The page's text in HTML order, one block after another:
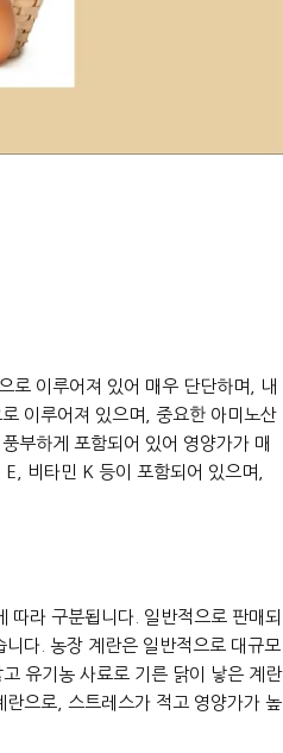
로 이루어져 있어 매우 단단하며, 내
이루어져 있으며, 중요한 아미노산
부하게 포함되어 있어 영양가가 매
비타민 K 등이 포함되어 있으며,
따라 구분됩니다. 일반적으로 판매되
다. 농장 계란은 일반적으로 대규모
유기농 사료로 기른 닭이 낳은 계란
으로, 스트레스가 적고 영양가가 높